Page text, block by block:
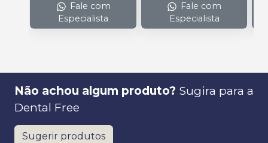
Fale com
Especialista
Fale com
Especialista
Não achou algum produto? Sugira para a
Dental Free
Sugerir produtos